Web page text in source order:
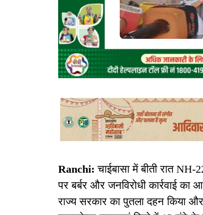
Ranchi: चाईबासा में बीती रात
पर बर्बर और जनविरोधी कार्रवाई
राज्य सरकार का पुतला दहन किया